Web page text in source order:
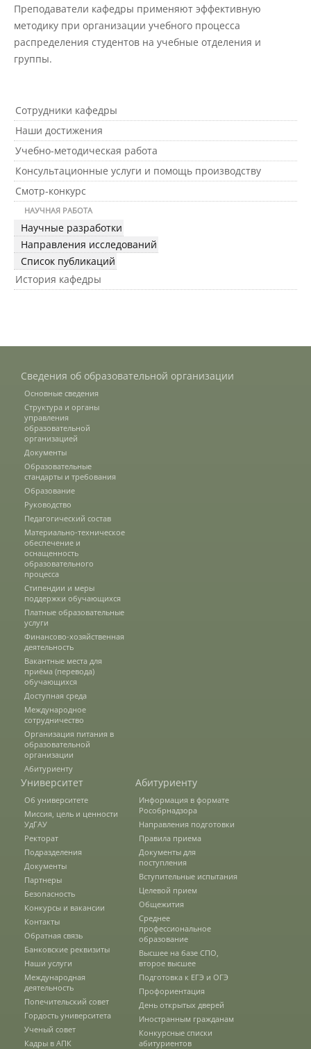
Вакантные места для приёма
(перевода) обучающихся
Международное сотрудничество
Организация питания в
образовательной организации
Абитуриенту
Университет
Ректорат
Подразделения
Документы
Федеральные документы
Условия труда на рабочих местах
Закупки
Учебный процесс
Защита персональных данных
Информация о проверках
Учетная политика
Партнеры
Безопасность
Противодействие коррупции
Противодействие терроризму
Преподаватели кафедры применяют эффективную
методику при организации учебного процесса
распределения студентов на учебные отделения и
группы.
Сотрудники кафедры
Наши достижения
Учебно-методическая работа
Консультационные услуги и помощь производству
Смотр-конкурс
НАУЧНАЯ РАБОТА
Научные разработки
Направления исследований
Список публикаций
История кафедры
Сведения об образовательной организации
Основные сведения
Структура и органы
управления
образовательной
организацией
Документы
Образовательные
стандарты и требования
Образование
Руководство
Педагогический состав
Материально-техническое
обеспечение и
оснащенность
образовательного
процесса
Стипендии и меры
поддержки обучающихся
Платные образовательные
услуги
Финансово-хозяйственная
деятельность
Вакантные места для
приёма (перевода)
обучающихся
Доступная среда
Международное
сотрудничество
Организация питания в
образовательной
организации
Абитуриенту
Университет
Об университете
Миссия, цель и ценности
УдГАУ
Ректорат
Подразделения
Документы
Партнеры
Безопасность
Конкурсы и вакансии
Контакты
Обратная связь
Банковские реквизиты
Наши услуги
Международная
деятельность
Попечительский совет
Гордость университета
Ученый совет
Кадры в АПК
Абитуриенту
Информация в формате
Рособрнадзора
Направления подготовки
Правила приема
Документы для
поступления
Вступительные испытания
Целевой прием
Общежития
Среднее
профессиональное
образование
Высшее на базе СПО,
второе высшее
Подготовка к ЕГЭ и ОГЭ
Профориентация
День открытых дверей
Иностранным гражданам
Конкурсные списки
абитуриентов